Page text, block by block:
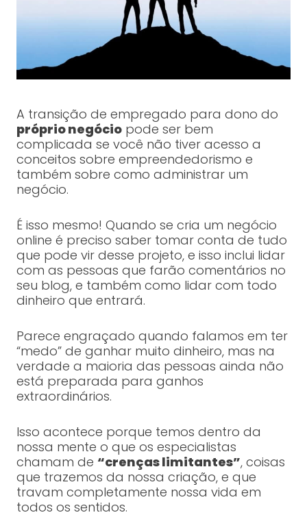
A transição de empregado para dono do
próprio negóciopode ser bem
complicada se você não tiver acesso a
conceitos sobre empreendedorismo e
também sobre como administrar um
negócio.
É isso mesmo! Quando se cria um negócio
online é preciso saber tomar conta de tudo
que pode vir desse projeto, e isso inclui lidar
com as pessoas que farão comentários no
seu blog, e também como lidar com todo
dinheiro que entrará.
Parece engraçado quando falamos em ter
“medo” de ganhar muito dinheiro, mas na
verdade a maioria das pessoas ainda não
está preparada para ganhos
extraordinários.
Isso acontece porque temos dentro da
nossa mente o que os especialistas
chamam de “crenças limitantes”, coisas
que trazemos da nossa criação, e que
travam completamente nossa vida em
todos os sentidos.